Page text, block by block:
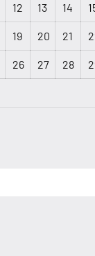
12 13 14
19 20 21
26 27 28